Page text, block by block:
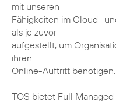
mit unseren
Fähigkeiten im Cloud-
als je zuvor
aufgestellt, um
ihren
Online-Auftritt
TOS bietet Full